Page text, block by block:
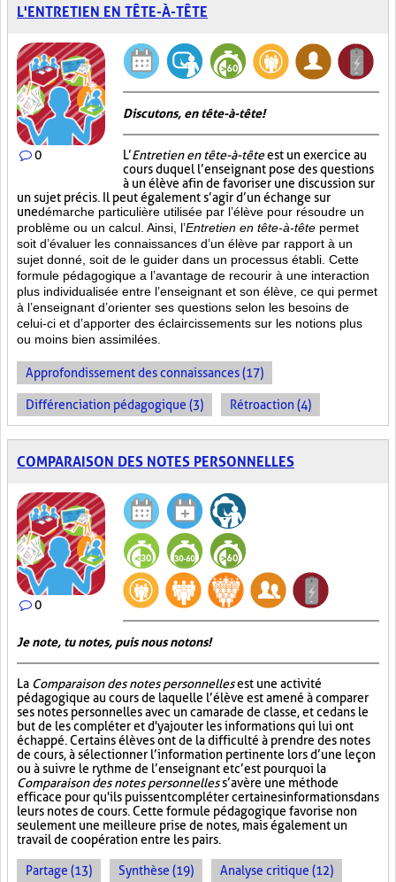
L'ENTRETIEN EN TÊTE-À-TÊTE
0
Discutons, en tête-à-tête!
L’Entretien en tête-à-têteest un exercice au
cours duquel l’enseignant pose des questions
à un élève afin de favoriser une discussion sur
un sujet précis. Il peut également s’agir d’un échange sur
unedémarche particulière utilisée par l’élève pour résoudre un
problème ou un calcul. Ainsi, l’Entretien en tête-à-tête permet
soit d’évaluer les connaissances d’un élève par rapport à un
sujet donné, soit de le guider dans un processus établi. Cette
formule pédagogique a l’avantage de recourir à une interaction
plus individualisée entre l’enseignant et son élève, ce qui permet
à l’enseignant d’orienter ses questions selon les besoins de
celui-ci et d’apporter des éclaircissements sur les notions plus
ou moins bien assimilées.
Approfondissement des connaissances (17)
Différenciation pédagogique (3) Rétroaction (4)
COMPARAISON DES NOTES PERSONNELLES
0
Je note, tu notes, puis nous notons!
La Comparaison des notes personnellesest une activité
pédagogique au cours de laquelle l’élève est amené à comparer
ses notes personnelles avec un camarade de classe, et ce dans le
but de les compléter et d'y ajouter les informations qui lui ont
échappé. Certains élèves ont de la difficulté à prendre des notes
de cours, à sélectionner l’information pertinente lors d’une leçon
ou à suivre le rythme de l’enseignant et c’est pourquoi la
Comparaison des notes personnelless’avère une méthode
efficace pour qu'ils puissent compléter certaines informations dans
leurs notes de cours. Cette formule pédagogique favorise non
seulement une meilleure prise de notes, mais également un
travail de coopération entre les pairs.
Partage (13) Synthèse (19) Analyse critique (12)